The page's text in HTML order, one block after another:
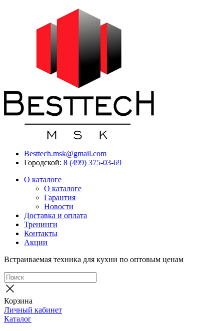
Besttech.msk@gmail.com
Городской: 8 (499) 375-03-69
О каталоге
О каталоге
Гарантия
Новости
Доставка и оплата
Тренинги
Контакты
Акции
Встраиваемая техника для кухни по оптовым ценам
Корзина
Личный кабинет
Каталог